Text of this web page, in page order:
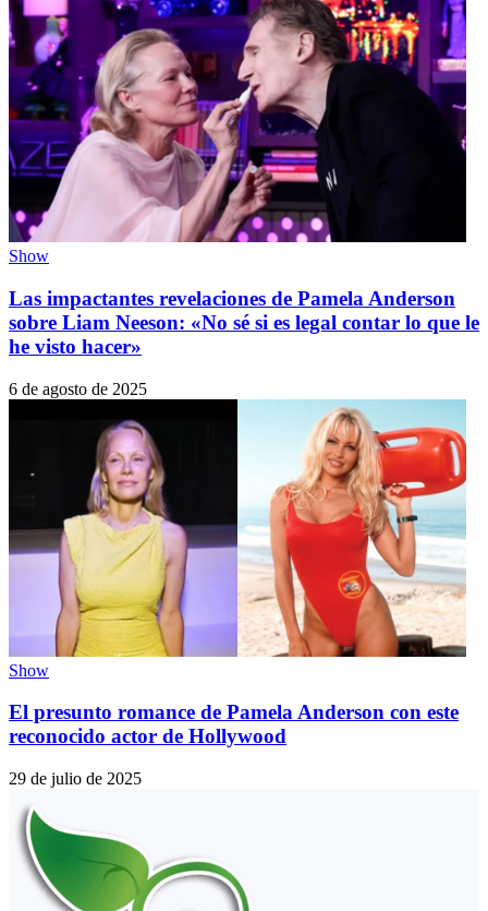
Show
Las impactantes revelaciones de Pamela Anderson
sobre Liam Neeson: «No sé si es legal contar lo que le
he visto hacer»
6 de agosto de 2025
Show
El presunto romance de Pamela Anderson con este
reconocido actor de Hollywood
29 de julio de 2025